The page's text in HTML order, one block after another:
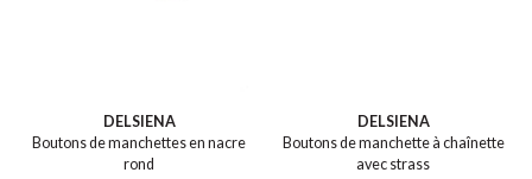
DELSIENA
Boutons de manchettes en nacre
rond
DELSIENA
Boutons de manchette à chaînette
avec strass